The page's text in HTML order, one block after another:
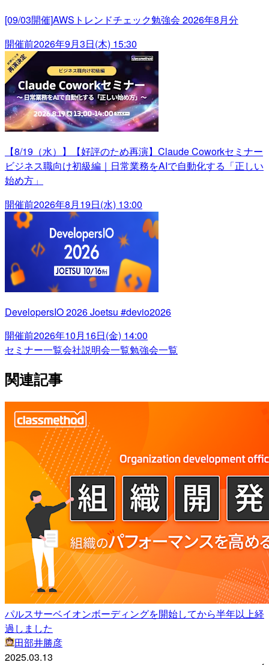
[09/03開催]AWSトレンドチェック勉強会 2026年8月分
開催前2026年9月3日(木) 15:30
【8/19（水）】【好評のため再演】Claude Coworkセミナー
ビジネス職向け初級編｜日常業務をAIで自動化する「正しい
始め方」
開催前2026年8月19日(水) 13:00
DevelopersIO 2026 Joetsu #devio2026
開催前2026年10月16日(金) 14:00
セミナー一覧会社説明会一覧勉強会一覧
関連記事
パルスサーベイオンボーディングを開始してから半年以上経
過しました
田部井勝彦
2025.03.13